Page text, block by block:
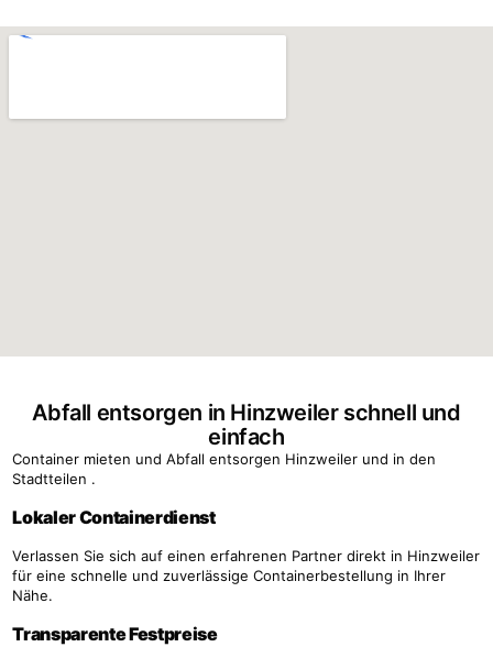
Abfall entsorgen in Hinzweiler schnell und
einfach
Container mieten und Abfall entsorgen Hinzweiler und in den
Stadtteilen .
Lokaler Containerdienst
Verlassen Sie sich auf einen erfahrenen Partner direkt in Hinzweiler
für eine schnelle und zuverlässige Containerbestellung in Ihrer
Nähe.
Transparente Festpreise